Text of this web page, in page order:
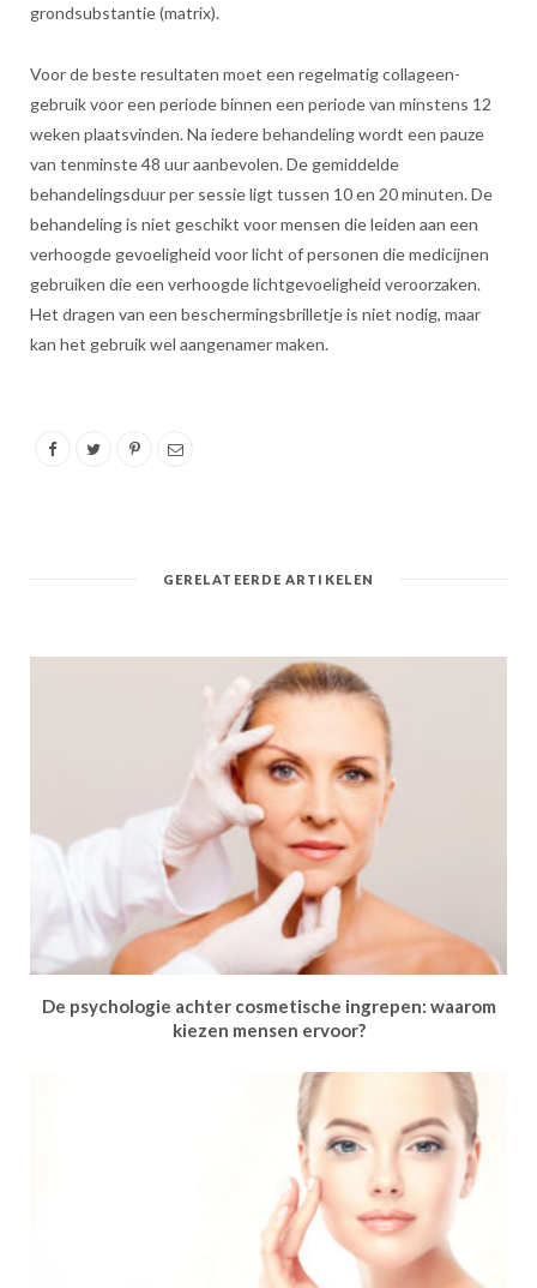
grondsubstantie (matrix).
Voor de beste resultaten moet een regelmatig collageen-
gebruik voor een periode binnen een periode van minstens 12
weken plaatsvinden. Na iedere behandeling wordt een pauze
van tenminste 48 uur aanbevolen. De gemiddelde
behandelingsduur per sessie ligt tussen 10 en 20 minuten. De
behandeling is niet geschikt voor mensen die leiden aan een
verhoogde gevoeligheid voor licht of personen die medicijnen
gebruiken die een verhoogde lichtgevoeligheid veroorzaken.
Het dragen van een beschermingsbrilletje is niet nodig, maar
kan het gebruik wel aangenamer maken.
GERELATEERDE ARTIKELEN
De psychologie achter cosmetische ingrepen: waarom
kiezen mensen ervoor?